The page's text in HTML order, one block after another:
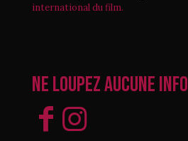
international du film.
Ne loupez aucune info